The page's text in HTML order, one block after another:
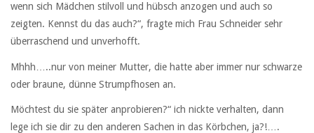
wenn sich Mädchen stilvoll und hübsch anzogen und auch so
zeigten. Kennst du das auch?“, fragte mich Frau Schneider sehr
überraschend und unverhofft.
Mhhh…..nur von meiner Mutter, die hatte aber immer nur schwarze
oder braune, dünne Strumpfhosen an.
Möchtest du sie später anprobieren?“ ich nickte verhalten, dann
lege ich sie dir zu den anderen Sachen in das Körbchen, ja?!….